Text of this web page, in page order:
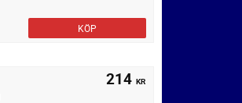
KÖP
214 KR